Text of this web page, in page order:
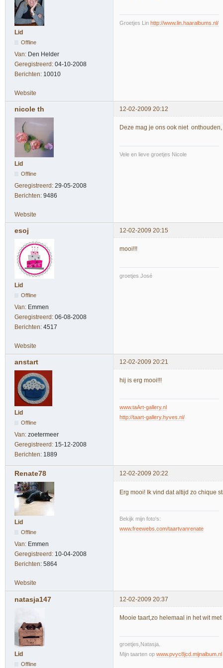
Lid
Offline
Van: Den Helder
Geregistreerd: 04-10-2008
Berichten: 10010
Groetjes Lin http://www.lin.haaralbums.nl/
Website
nicole th 12-02-2009 20:12
Lid
Offline
Geregistreerd: 29-05-2008
Berichten: 9486
Deze mag je ons ook niet
Vele en lieve groetjes Nicole
Website
esoj 12-02-2009 20:15
Lid
Offline
Van: Emmen
Geregistreerd: 06-08-2008
Berichten: 4517
mooi!!!
groetjes José
Website
anstart 12-02-2009 20:21
Lid
Offline
Van: zoetermeer
Geregistreerd: 15-12-2008
Berichten: 1889
hij is erg mooi!!!
www.taArt-gallery.nl
http://taart-gallery.hyves.nl/
Renate78 12-02-2009 20:22
Lid
Offline
Van: Emmen
Geregistreerd: 10-04-2008
Berichten: 5864
Erg mooi! Ik vind dat altijd zo chique
Bekijk mijn foto's:
www.freewebs.com/taartvanrenate
Website
natasja147 12-02-2009 20:37
Lid
Offline
Mooie taart,zo helemaal in het wit met
groetjes,Natasja.
Mijn taarten op www.pvyc8jcd.mijnalbum.nl